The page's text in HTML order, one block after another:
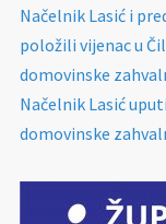
Načelnik Lasić i
položili vijenac u
domovinske
Načelnik Lasić
domovinske